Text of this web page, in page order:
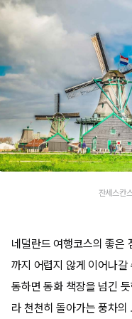
잔세스
네덜란드 여행코스의 좋은
까지 어렵지 않게 이어나갈
동하면 동화 책장을 넘긴
라 천천히 돌아가는 풍차